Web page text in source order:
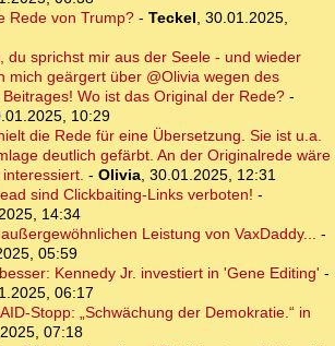
Rede von Trump?- Teckel, 30.01.2025,
du sprichst mir aus der Seele - und wieder
mich geärgert über @Olivia wegen des
Wo ist das Original der Rede? -
10:29
die Rede für eine Übersetzung. Sie ist u.a.
deutlich gefärbt. An der Originalrede wäre
- Olivia, 30.01.2025, 12:31
sind Clickbaiting-Links verboten! -
14:34
Leistung von VaxDaddy... -
05:59
Kennedy Jr. investiert in 'Gene Editing' -
06:17
Stopp: „Schwächung der Demokratie.“ in
07:18